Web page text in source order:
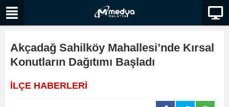
Akçadağ Sahilköy Mahallesi’nde Kırsal
Konutların Dağıtımı Başladı
İLÇE HABERLERİ